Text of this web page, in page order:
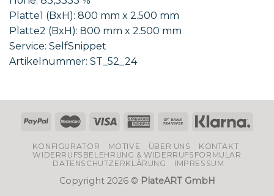
Platte1 (BxH): 800 mm x 2.500 mm
Platte2 (BxH): 800 mm x 2.500 mm
Service: SelfSnippet
Artikelnummer: ST_52_24
KONFIGURATOR MOTIVE ÜBER UNS
KONTAKT
WIDERRUFSBELEHRUNG & WIDERRUFSFORMULAR
DATENSCHUTZERKLÄRUNG
IMPRESSUM
Copyright 2026 © PlateART GmbH